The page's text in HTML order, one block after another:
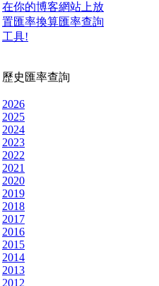
在你的博客網站上放
置匯率換算匯率查詢
工具!
歷史匯率查詢
2026
2025
2024
2023
2022
2021
2020
2019
2018
2017
2016
2015
2014
2013
2012